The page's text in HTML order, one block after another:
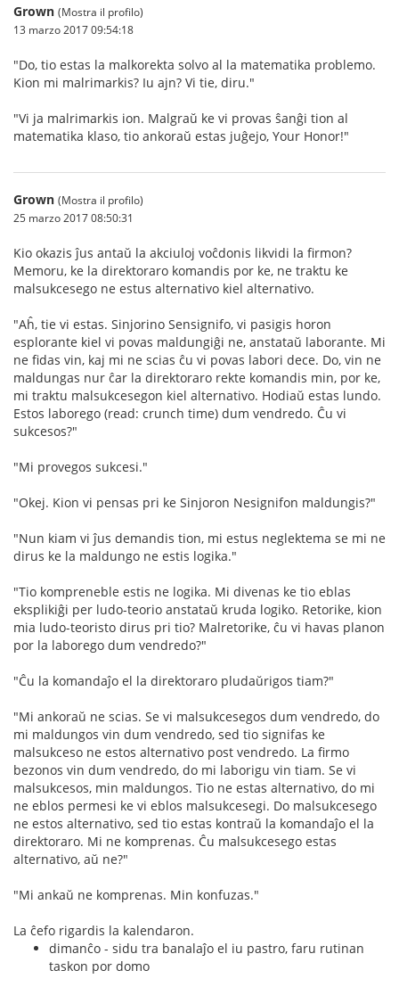
Grown (Mostra il profilo)
13 marzo 2017 09:54:18
"Do, tio estas la malkorekta solvo al la matematika problemo.
Kion mi malrimarkis? Iu ajn? Vi tie, diru."
"Vi ja malrimarkis ion. Malgraŭ ke vi provas ŝanĝi tion al
matematika klaso, tio ankoraŭ estas juĝejo, Your Honor!"
Grown (Mostra il profilo)
25 marzo 2017 08:50:31
Kio okazis ĵus antaŭ la akciuloj voĉdonis likvidi la firmon?
Memoru, ke la direktoraro komandis por ke, ne traktu ke
malsukcesego ne estus alternativo kiel alternativo.
"Aĥ, tie vi estas. Sinjorino Sensignifo, vi pasigis horon
esplorante kiel vi povas maldungiĝi ne, anstataŭ laborante. Mi
ne fidas vin, kaj mi ne scias ĉu vi povas labori dece. Do, vin ne
maldungas nur ĉar la direktoraro rekte komandis min, por ke,
mi traktu malsukcesegon kiel alternativo. Hodiaŭ estas lundo.
Estos laborego (read: crunch time) dum vendredo. Ĉu vi
sukcesos?"
"Mi provegos sukcesi."
"Okej. Kion vi pensas pri ke Sinjoron Nesignifon maldungis?"
"Nun kiam vi ĵus demandis tion, mi estus neglektema se mi ne
dirus ke la maldungo ne estis logika."
"Tio kompreneble estis ne logika. Mi divenas ke tio eblas
eksplikiĝi per ludo-teorio anstataŭ kruda logiko. Retorike, kion
mia ludo-teoristo dirus pri tio? Malretorike, ĉu vi havas planon
por la laborego dum vendredo?"
"Ĉu la komandaĵo el la direktoraro pludaŭrigos tiam?"
"Mi ankoraŭ ne scias. Se vi malsukcesegos dum vendredo, do
mi maldungos vin dum vendredo, sed tio signifas ke
malsukceso ne estos alternativo post vendredo. La firmo
bezonos vin dum vendredo, do mi laborigu vin tiam. Se vi
malsukcesos, min maldungos. Tio ne estas alternativo, do mi
ne eblos permesi ke vi eblos malsukcesegi. Do malsukcesego
ne estos alternativo, sed tio estas kontraŭ la komandaĵo el la
direktoraro. Mi ne komprenas. Ĉu malsukcesego estas
alternativo, aŭ ne?"
"Mi ankaŭ ne komprenas. Min konfuzas."
La ĉefo rigardis la kalendaron.
dimanĉo - sidu tra banalaĵo el iu pastro, faru rutinan
taskon por domo